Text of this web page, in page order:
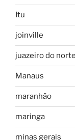
Itu
joinville
juazeiro do norte
Manaus
maranhão
maringa
minas gerais